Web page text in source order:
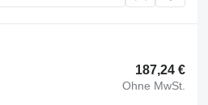
187,24 €
Ohne MwSt.